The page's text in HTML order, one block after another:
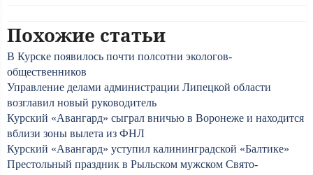
Похожие статьи
В Курске появилось почти полсотни экологов-
общественников
Управление делами администрации Липецкой области
возглавил новый руководитель
Курский «Авангард» сыграл вничью в Воронеже и находится
вблизи зоны вылета из ФНЛ
Курский «Авангард» уступил калининградской «Балтике»
Престольный праздник в Рыльском мужском Свято-